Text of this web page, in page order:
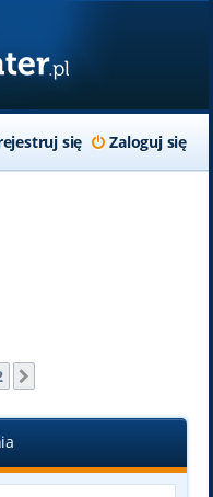
Zaloguj się
się